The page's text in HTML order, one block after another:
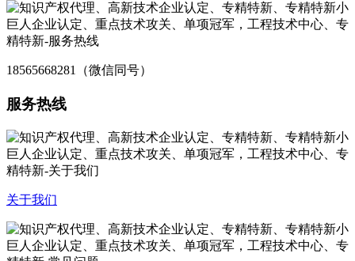
18565668281（微信同号）
服务热线
关于我们